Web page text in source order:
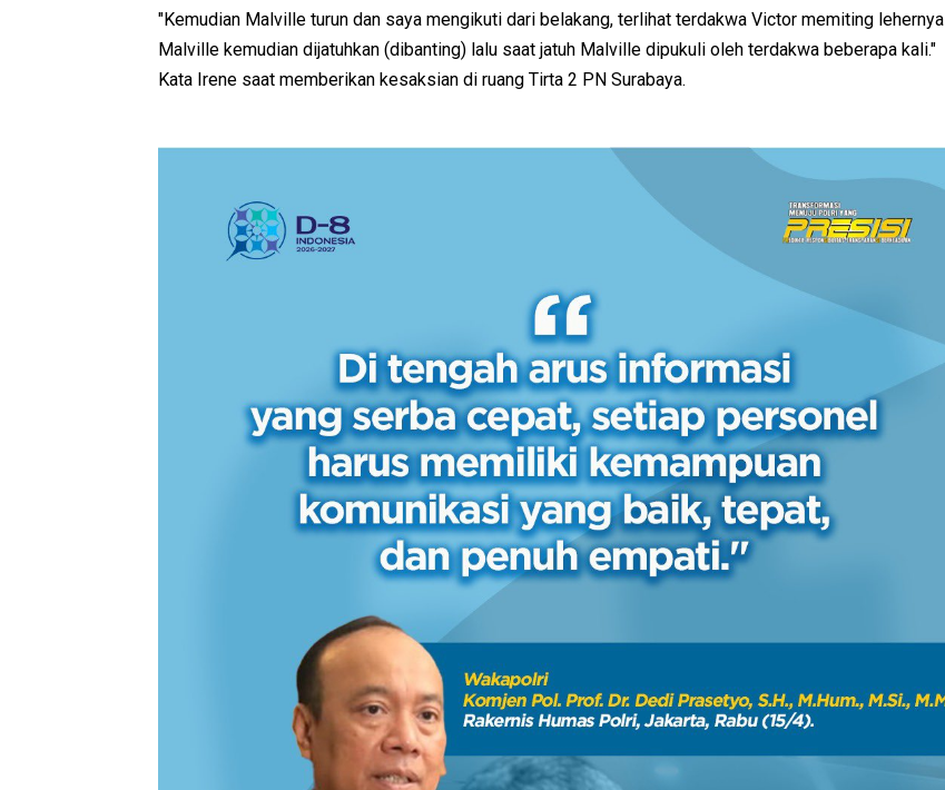
"Kemudian Malville turun dan saya mengikuti dari belakang, terlihat terdakwa Victor memiting lehernya
Malville kemudian dijatuhkan (dibanting) lalu saat jatuh Malville dipukuli oleh terdakwa beberapa kali."
Kata Irene saat memberikan kesaksian di ruang Tirta 2 PN Surabaya.